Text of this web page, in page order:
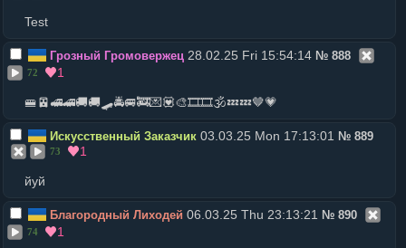
Test
Грозный Громовержец 28.02.25 Fri 15:54:14 № 888
72 1
🚝🚈🚅🚄🚚🚚🛹🚔🚐🚒💌💟🎨🎞🎞🕉💤💤🤎💗
Искусственный Заказчик 03.03.25 Mon 17:13:01 № 889
73 1
йуй
Благородный Лиходей 06.03.25 Thu 23:13:21 № 890
74 1